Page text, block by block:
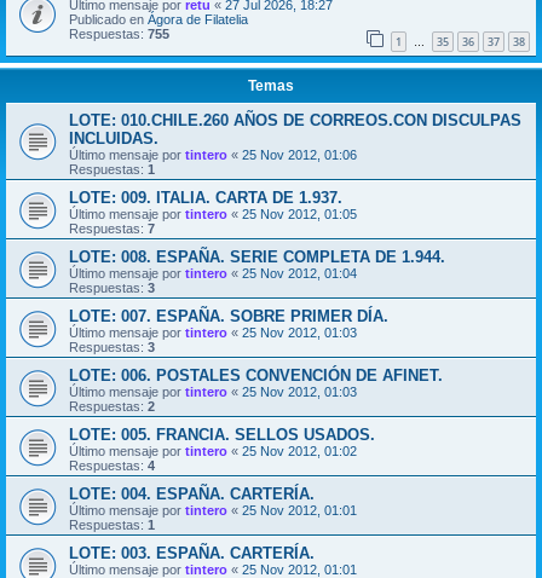
Último mensaje por retu « 27 Jul 2026, 18:27
Publicado en Ágora de Filatelia
Respuestas: 755 1 … 35 36 37 38
Temas
LOTE: 010.CHILE.260 AÑOS DE CORREOS.CON DISCULPAS
INCLUIDAS.
Último mensaje por tintero « 25 Nov 2012, 01:06
Respuestas: 1
LOTE: 009. ITALIA. CARTA DE 1.937.
Último mensaje por tintero « 25 Nov 2012, 01:05
Respuestas: 7
LOTE: 008. ESPAÑA. SERIE COMPLETA DE 1.944.
Último mensaje por tintero « 25 Nov 2012, 01:04
Respuestas: 3
LOTE: 007. ESPAÑA. SOBRE PRIMER DÍA.
Último mensaje por tintero « 25 Nov 2012, 01:03
Respuestas: 3
LOTE: 006. POSTALES CONVENCIÓN DE AFINET.
Último mensaje por tintero « 25 Nov 2012, 01:03
Respuestas: 2
LOTE: 005. FRANCIA. SELLOS USADOS.
Último mensaje por tintero « 25 Nov 2012, 01:02
Respuestas: 4
LOTE: 004. ESPAÑA. CARTERÍA.
Último mensaje por tintero « 25 Nov 2012, 01:01
Respuestas: 1
LOTE: 003. ESPAÑA. CARTERÍA.
Último mensaje por tintero « 25 Nov 2012, 01:01